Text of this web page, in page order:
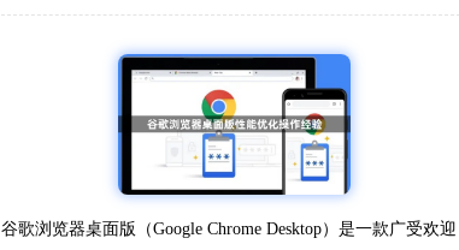
谷歌浏览器桌面版（Google Chrome Desktop）是一款广受欢迎